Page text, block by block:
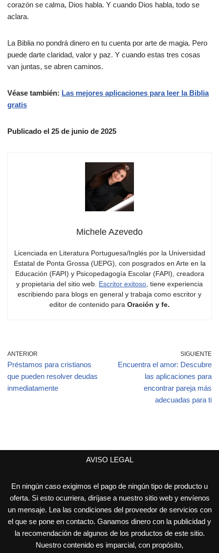
corazón se calma, Dios habla. Y cuando Dios habla, todo se
aclara.
La Biblia no pondrá dinero en tu cuenta por arte de magia. Pero
puede darte claridad, valor y paz. Y cuando estas tres cosas
van juntas, se abren caminos.
Véase también: Las mejores aplicaciones para leer la Biblia
gratis
Publicado el 25 de junio de 2025
Michele Azevedo
Licenciada en Literatura Portuguesa/Inglés por la Universidad
Estatal de Ponta Grossa (UEPG), con posgrados en Arte en la
Educación (FAPI) y Psicopedagogía Escolar (FAPI), creadora
y propietaria del sitio web. Escritor exitoso , tiene experiencia
escribiendo para blogs en general y trabaja como escritor y
editor de contenido para Oración y fe.
ANTERIOR
Préstamos para cristianos
que pueden resolver deudas
inmediatamente
SIGUIENTE
Encuentra el amor: Descubre
las aplicaciones para
encontrar pareja más
adecuadas para ti
AVISO LEGAL
En ningún caso exigimos el pago de ningún tipo de producto u
oferta. Si esto ocurriera, diríjase a nuestro sitio web y envíenos
un mensaje. Lea las condiciones del proveedor de servicios con
el que se pone en contacto. Ganamos dinero con la publicidad y
la recomendación de algunos de los productos de este sitio.
Nuestro contenido es imparcial, con propósito,